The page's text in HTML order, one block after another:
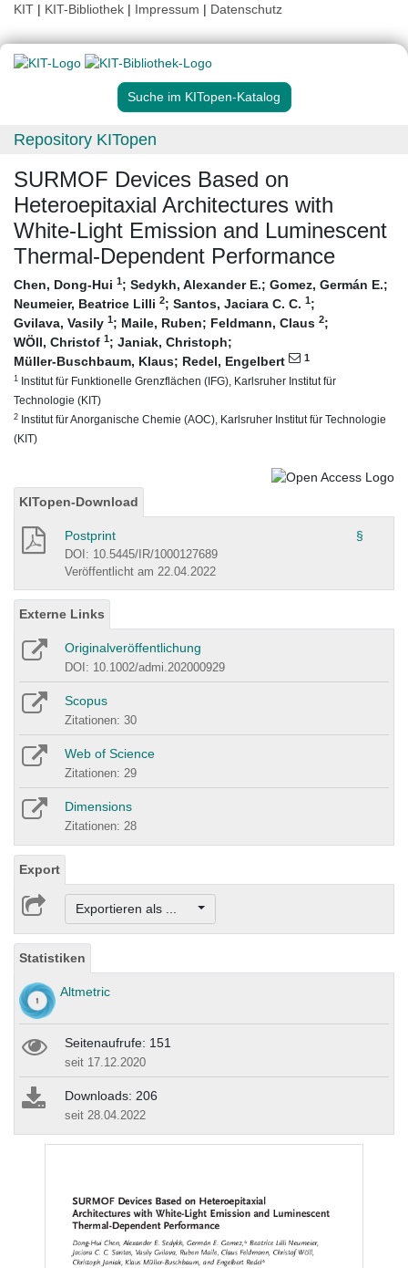
KIT | KIT-Bibliothek | Impressum | Datenschutz
Suche im KITopen-Katalog
Repository KITopen
SURMOF Devices Based on
Heteroepitaxial Architectures with
White-Light Emission and Luminescent
Thermal-Dependent Performance
Chen, Dong-Hui 1; Sedykh, Alexander E.; Gomez, Germán E.;
Neumeier, Beatrice Lilli 2; Santos, Jaciara C. C. 1;
Gvilava, Vasily 1; Maile, Ruben; Feldmann, Claus 2;
WÖll, Christof 1; Janiak, Christoph;
Müller-Buschbaum, Klaus; Redel, Engelbert 1
1 Institut für Funktionelle Grenzflächen (IFG), Karlsruher Institut für
Technologie (KIT)
2 Institut für Anorganische Chemie (AOC), Karlsruher Institut für Technologie
(KIT)
KITopen-Download
Postprint §
DOI: 10.5445/IR/1000127689
Veröffentlicht am 22.04.2022
Externe Links
Originalveröffentlichung
DOI: 10.1002/admi.202000929
Scopus
Zitationen: 30
Web of Science
Zitationen: 29
Dimensions
Zitationen: 28
Export
Exportieren als ...
Statistiken
Altmetric
Seitenaufrufe: 151
seit 17.12.2020
Downloads: 206
seit 28.04.2022